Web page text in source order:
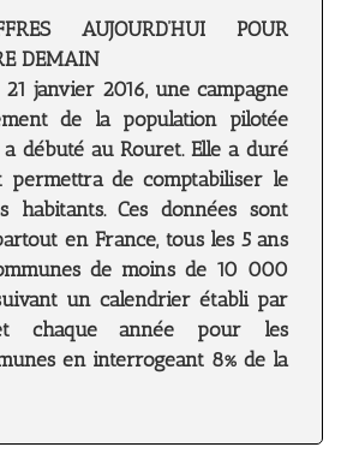
AUJOURD’HUI POUR
DEMAIN
janvier 2016, une campagne
de la population pilotée
a débuté au Rouret. Elle a duré
permettra de comptabiliser le
habitants. Ces données sont
en France, tous les 5 ans
de moins de 10 000
un calendrier établi par
et chaque année pour les
en interrogeant 8% de la